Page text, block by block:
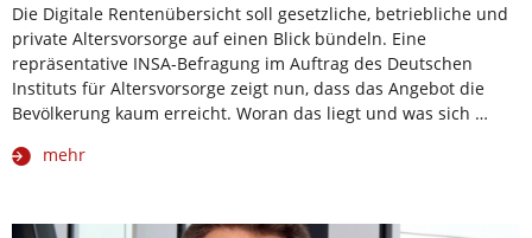
Die Digitale Rentenübersicht soll gesetzliche, betriebliche und
private Altersvorsorge auf einen Blick bündeln. Eine
repräsentative INSA-Befragung im Auftrag des Deutschen
Instituts für Altersvorsorge zeigt nun, dass das Angebot die
Bevölkerung kaum erreicht. Woran das liegt und was sich …
mehr